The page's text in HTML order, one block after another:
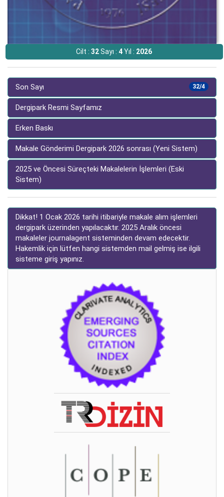
Cilt :32Sayı :4Yıl : 2026
32/4
Son Sayı
Dergipark Resmi Sayfamız
Erken Baskı
Makale Gönderimi Dergipark 2026 sonrası (Yeni Sistem)
2025 ve Öncesi Süreçteki Makalelerin İşlemleri (Eski
Sistem)
Dikkat! 1 Ocak 2026 tarihi itibariyle makale alım işlemleri
dergipark üzerinden yapılacaktır. 2025 Aralık öncesi
makaleler journalagent sisteminden devam edecektir.
Hakemlik için lütfen hangi sistemden mail gelmiş ise ilgili
sisteme giriş yapınız.